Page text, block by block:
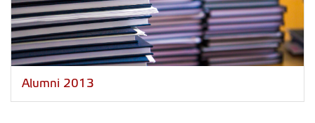
Alumni 2013